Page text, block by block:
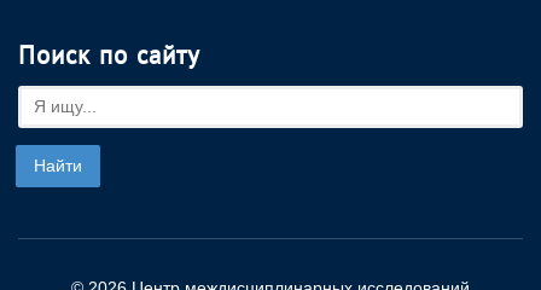
Поиск по сайту